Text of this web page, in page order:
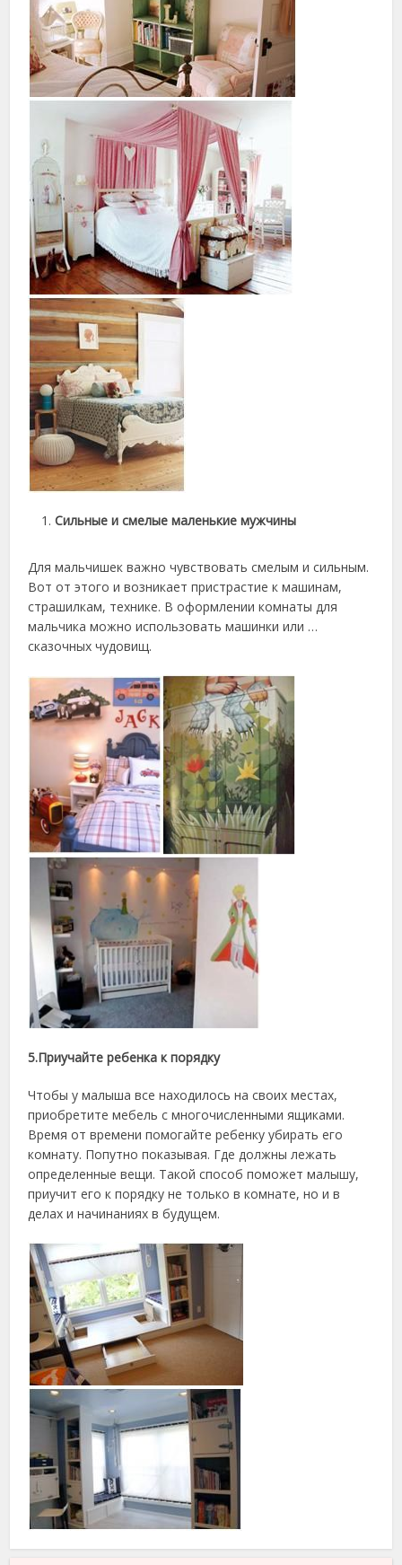
Сильные и смелые маленькие мужчины
Для мальчишек важно чувствовать смелым и сильным.
Вот от этого и возникает пристрастие к машинам,
страшилкам, технике. В оформлении комнаты для
мальчика можно использовать машинки или …
сказочных чудовищ.
5.Приучайте ребенка к порядку
Чтобы у малыша все находилось на своих местах,
приобретите мебель с многочисленными ящиками.
Время от времени помогайте ребенку убирать его
комнату. Попутно показывая. Где должны лежать
определенные вещи. Такой способ поможет малышу,
приучит его к порядку не только в комнате, но и в
делах и начинаниях в будущем.